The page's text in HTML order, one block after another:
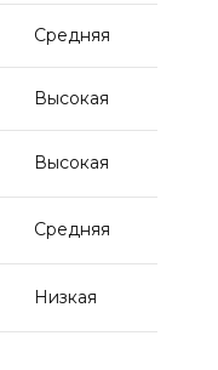
Средняя
Высокая
Высокая
Средняя
Низкая